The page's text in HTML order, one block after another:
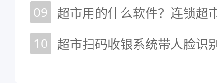
09
10 超市扫码收银系统带人脸识